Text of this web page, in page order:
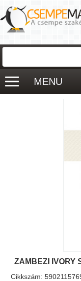
MENU
ZAMBEZI IVORY
Cikkszám: